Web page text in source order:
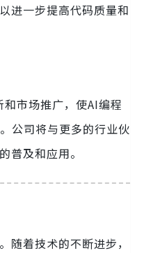
进一步提高代码质量和
市场推广，使AI编程
公司将与更多的行业伙
普及和应用。
随着技术的不断进步，